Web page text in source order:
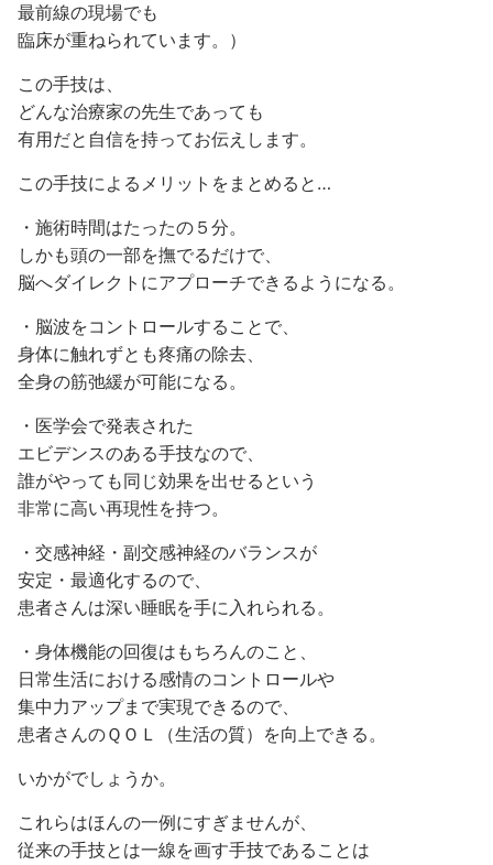
最前線の現場でも
臨床が重ねられています。）
この手技は、
どんな治療家の先生であっても
有用だと自信を持ってお伝えします。
この手技によるメリットをまとめると…
・施術時間はたったの５分。
しかも頭の一部を撫でるだけで、
脳へダイレクトにアプローチできるようになる。
・脳波をコントロールすることで、
身体に触れずとも疼痛の除去、
全身の筋弛緩が可能になる。
・医学会で発表された
エビデンスのある手技なので、
誰がやっても同じ効果を出せるという
非常に高い再現性を持つ。
・交感神経・副交感神経のバランスが
安定・最適化するので、
患者さんは深い睡眠を手に入れられる。
・身体機能の回復はもちろんのこと、
日常生活における感情のコントロールや
集中力アップまで実現できるので、
患者さんのＱＯＬ（生活の質）を向上できる。
いかがでしょうか。
これらはほんの一例にすぎませんが、
従来の手技とは一線を画す手技であることは